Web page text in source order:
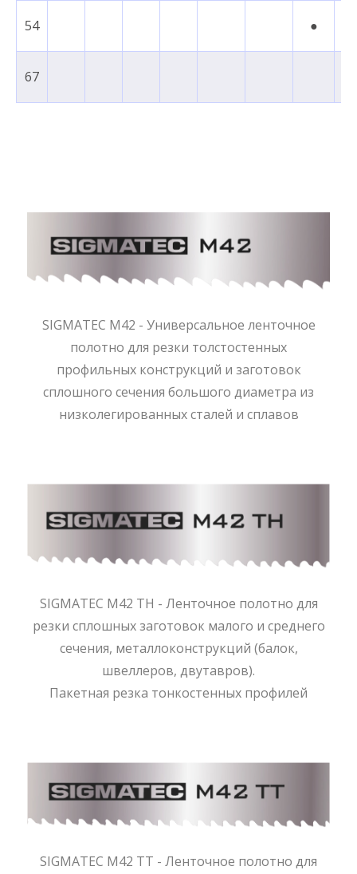
54 ●
67
SIGMATEC M42 - Универсальное ленточное
полотно для резки толстостенных
профильных конструкций и заготовок
сплошного сечения большого диаметра из
низколегированных сталей и сплавов
SIGMATEC M42 TH - Ленточное полотно для
резки сплошных заготовок малого и среднего
сечения, металлоконструкций (балок,
швеллеров, двутавров).
Пакетная резка тонкостенных профилей
SIGMATEC M42 TT - Ленточное полотно для